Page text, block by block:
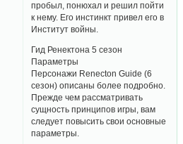
пробыл, понюхал и решил пойти
к нему. Его инстинкт привел его в
Институт войны.
Гид Ренектона 5 сезон
Параметры
Персонажи Renecton Guide (6
сезон) описаны более подробно.
Прежде чем рассматривать
сущность принципов игры, вам
следует повысить свои основные
параметры.